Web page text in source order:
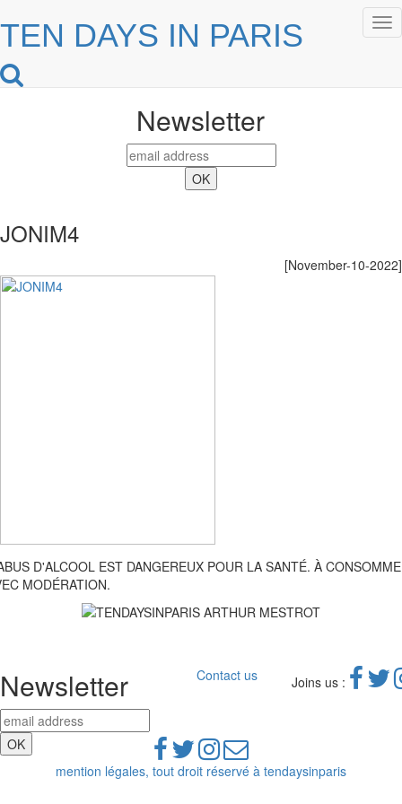
TEN DAYS IN PARIS
Newsletter
JONIM4
[November-10-2022]
D'ALCOOL EST DANGEREUX POUR LA SANTÉ. À
MODÉRATION.
Newsletter Contact us Joins us :
mention légales, tout droit réservé à tendaysinparis